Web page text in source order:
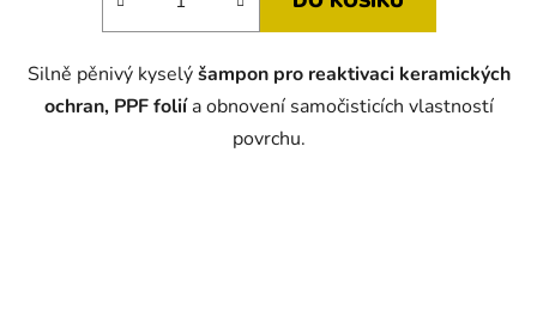
Silně pěnivý kyselýšampon pro reaktivaci keramických
ochran, PPF foliía obnovení samočisticích vlastností
povrchu.